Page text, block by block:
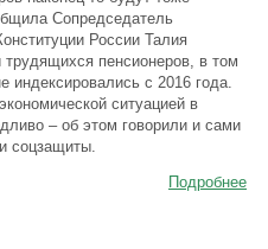
Сопредседатель
России Талия
пенсионеров, в том
с 2016 года.
ситуацией в
– об этом говорили и сами
соцзащиты.
Подробнее